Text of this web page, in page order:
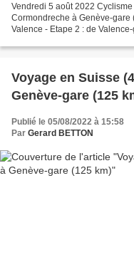
Vendredi 5 août 2022
Cormondreche à Genève-gare
Valence - Etape 2 : de
Voyage en Suisse
Genève-gare (125
Publié le 05/08/2022 à 15:58
Par Gerard BETTON